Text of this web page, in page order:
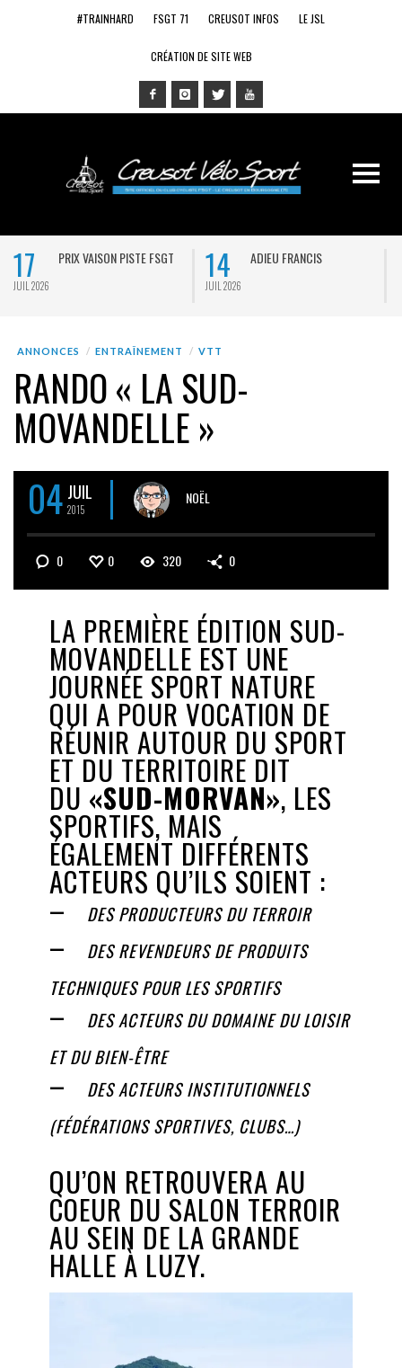
#TRAINHARD FSGT 71 CREUSOT INFOS LE JSL
CRÉATION DE SITE WEB
17
JUIL 2026
PRIX VAISON PISTE FSGT 14
JUIL 2026
ADIEU FRANCIS
ANNONCES ENTRAÎNEMENT VTT
RANDO « LA SUD-
MOVANDELLE »
04 JUIL
2015
NOËL
0 0 320 0
LA PREMIÈRE ÉDITION SUD-
MOVANDELLE EST UNE
JOURNÉE SPORT NATURE
QUI A POUR VOCATION DE
RÉUNIR AUTOUR DU SPORT
ET DU TERRITOIRE DIT
DU «SUD-MORVAN», LES
SPORTIFS, MAIS
ÉGALEMENT DIFFÉRENTS
ACTEURS QU’ILS SOIENT :
– DES PRODUCTEURS DU TERROIR
–
DES REVENDEURS DE PRODUITS
TECHNIQUES POUR LES SPORTIFS
–
DES ACTEURS DU DOMAINE DU LOISIR
ET DU BIEN-ÊTRE
–
DES ACTEURS INSTITUTIONNELS
(FÉDÉRATIONS SPORTIVES, CLUBS…)
QU’ON RETROUVERA AU
COEUR DU SALON TERROIR
AU SEIN DE LA GRANDE
HALLE À LUZY.